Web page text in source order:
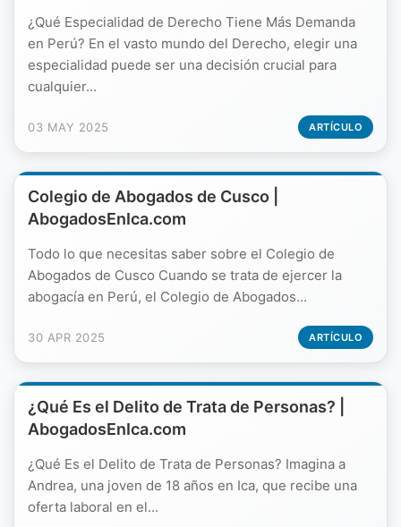
¿Qué Especialidad de Derecho Tiene Más Demanda
en Perú? En el vasto mundo del Derecho, elegir una
especialidad puede ser una decisión crucial para
cualquier...
03 MAY 2025 ARTÍCULO
Colegio de Abogados de Cusco |
AbogadosEnIca.com
Todo lo que necesitas saber sobre el Colegio de
Abogados de Cusco Cuando se trata de ejercer la
abogacía en Perú, el Colegio de Abogados...
30 APR 2025 ARTÍCULO
¿Qué Es el Delito de Trata de Personas? |
AbogadosEnIca.com
¿Qué Es el Delito de Trata de Personas? Imagina a
Andrea, una joven de 18 años en Ica, que recibe una
oferta laboral en el...